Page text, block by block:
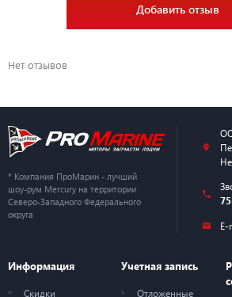
Добавить отзыв
Нет отзывов
* Компания ПроМарин - лучший
шоу-рум Mercury на территории
Северо-Западного Федерального
округа
E-
Информация
Скидки
Учетная запись
Отложенные